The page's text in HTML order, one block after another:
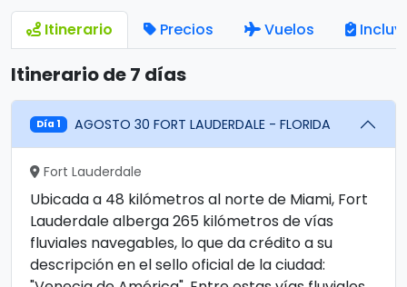
Itinerario Precios Vuelos
Itinerario de 7 días
Día 1 AGOSTO 30 FORT LAUDERDALE - FLORIDA
Fort Lauderdale
Ubicada a 48 kilómetros al norte de Miami, Fort
Lauderdale alberga 265 kilómetros de vías
fluviales navegables, lo que da crédito a su
descripción en el sello oficial de la ciudad: